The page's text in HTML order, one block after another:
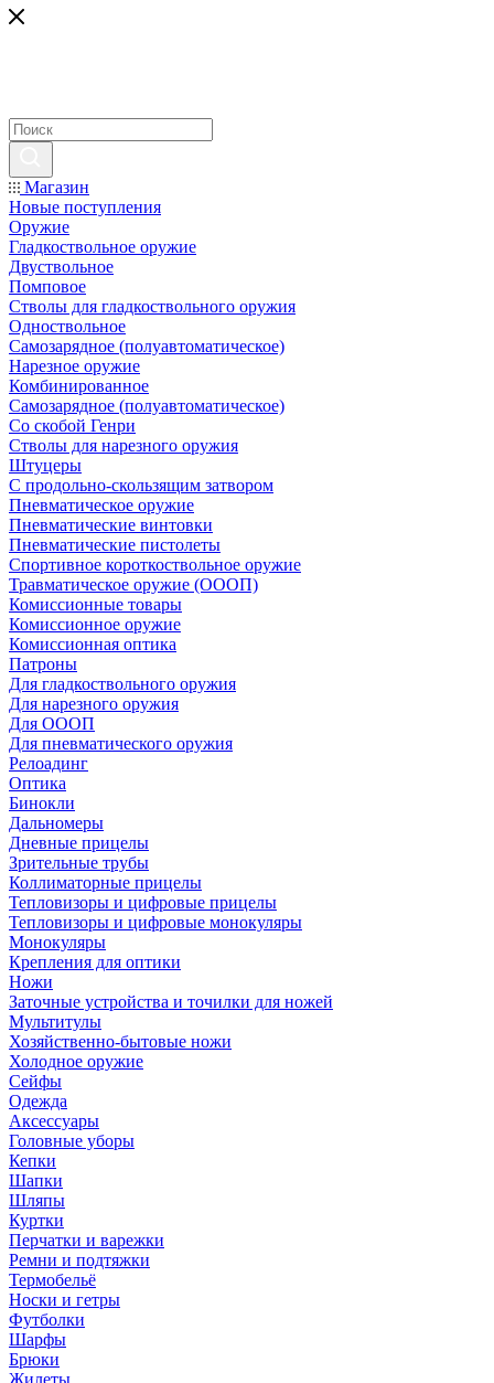
Магазин
Новые поступления
Оружие
Гладкоствольное оружие
Двуствольное
Помповое
Стволы для гладкоствольного оружия
Одноствольное
Самозарядное (полуавтоматическое)
Нарезное оружие
Комбинированное
Самозарядное (полуавтоматическое)
Со скобой Генри
Стволы для нарезного оружия
Штуцеры
С продольно-скользящим затвором
Пневматическое оружие
Пневматические винтовки
Пневматические пистолеты
Спортивное короткоствольное оружие
Травматическое оружие (ОООП)
Комиссионные товары
Комиссионное оружие
Комиссионная оптика
Патроны
Для гладкоствольного оружия
Для нарезного оружия
Для ОООП
Для пневматического оружия
Релоадинг
Оптика
Бинокли
Дальномеры
Дневные прицелы
Зрительные трубы
Коллиматорные прицелы
Тепловизоры и цифровые прицелы
Тепловизоры и цифровые монокуляры
Монокуляры
Крепления для оптики
Ножи
Заточные устройства и точилки для ножей
Мультитулы
Хозяйственно-бытовые ножи
Холодное оружие
Сейфы
Одежда
Аксессуары
Головные уборы
Кепки
Шапки
Шляпы
Куртки
Перчатки и варежки
Ремни и подтяжки
Термобельё
Носки и гетры
Футболки
Шарфы
Брюки
Жилеты